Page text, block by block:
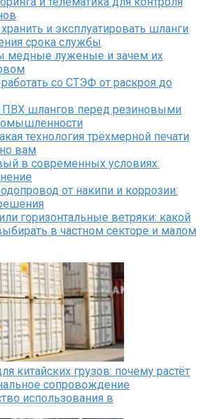
и эксплуатировать шланги
срока службы
медные луженые и зачем их
со СТЭФ от раскроя до
шлангов перед резиновыми
технология трёхмерной печати
вам
в современных условиях:
от накипи и коррозии:
горизонтальные ветряки: какой
в частном секторе и малом
китайских грузов: почему растёт
сопровождение
использования в